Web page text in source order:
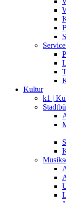
Kultur
k1 |